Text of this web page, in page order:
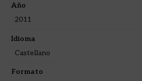
Año
2011
Idioma
Castellano
Formato